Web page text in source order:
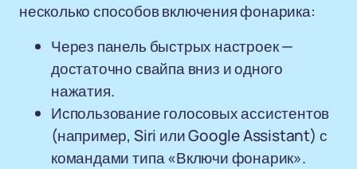
несколько способов включения фонарика:
Через панель быстрых настроек —
достаточно свайпа вниз и одного
нажатия.
Использование голосовых ассистентов
(например, Siri или Google Assistant) с
командами типа «Включи фонарик».